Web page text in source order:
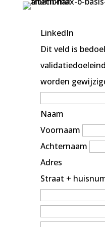
LinkedIn
Dit veld is
worden
Naam
Voornaam
Achternaam
Adres
Straat +